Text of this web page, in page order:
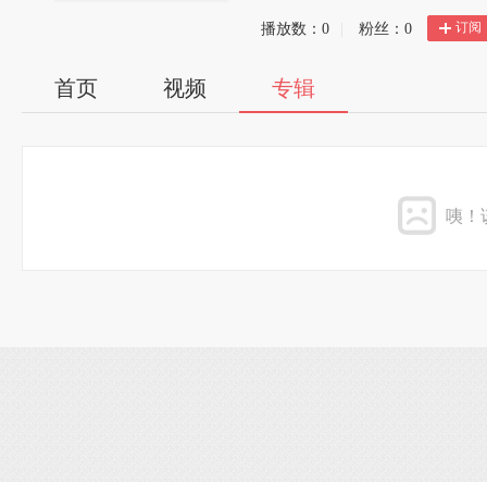
播放数： 0 粉丝： 0 订阅
首页 视频 专辑
咦！